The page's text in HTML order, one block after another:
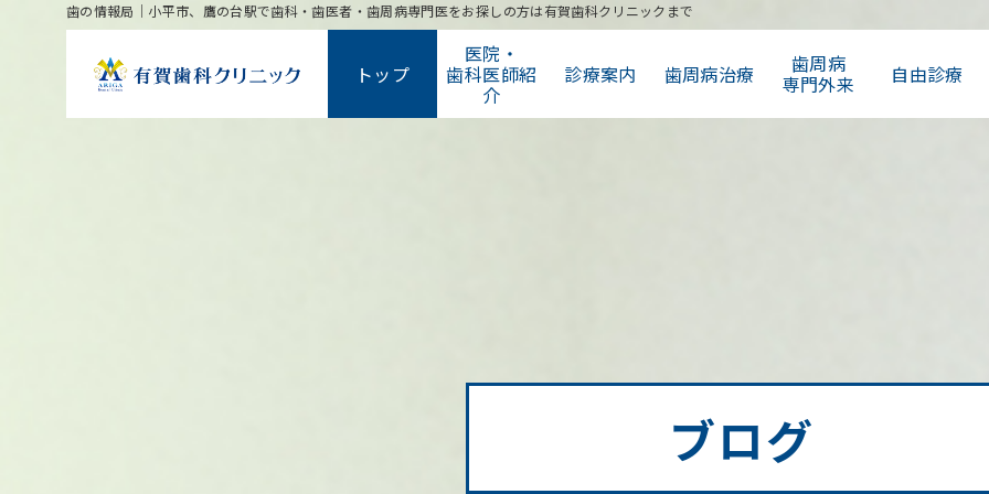
歯の情報局｜小平市、鷹の台駅で歯科・歯医者・歯周病専門医をお探しの方は有賀歯科クリニックまで
トップ
医院・
歯科医師紹
介
診療案内 歯周病治療 歯周病
専門外来 自由診療
ブログ